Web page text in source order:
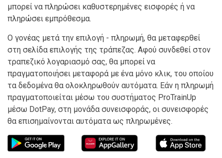
μπορεί να πληρώσει καθυστερημένες εισφορές ή να
πληρώσει εμπρόθεσμα.
Ο γονέας μετά την επιλογή - πληρωμή, θα μεταφερθεί
στη σελίδα επιλογής της τράπεζας. Αφού συνδεθεί στον
τραπεζικό λογαριασμό σας, θα μπορεί να
πραγματοποιήσει μεταφορά με ένα μόνο κλικ, του οποίου
τα δεδομένα θα ολοκληρωθούν αυτόματα. Εάν η πληρωμή
πραγματοποιείται μέσω του συστήματος ProTrainUp
μέσω DotPay, στη μονάδα συνεισφοράς, οι συνεισφορές
θα επισημαίνονται αυτόματα ως πληρωμένες.